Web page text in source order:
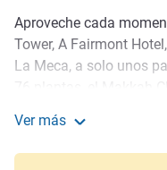
Descripción
Aproveche cada
Tower, A Fairmont
La Meca, a solo unos
árabe y un faro para los
uno de los edificios
Ver más